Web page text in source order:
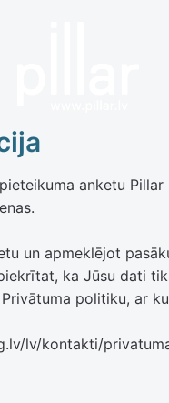
anketu Pillar
un apmeklējot
ka Jūsu dati
politiku, ar
lv/kontakti/